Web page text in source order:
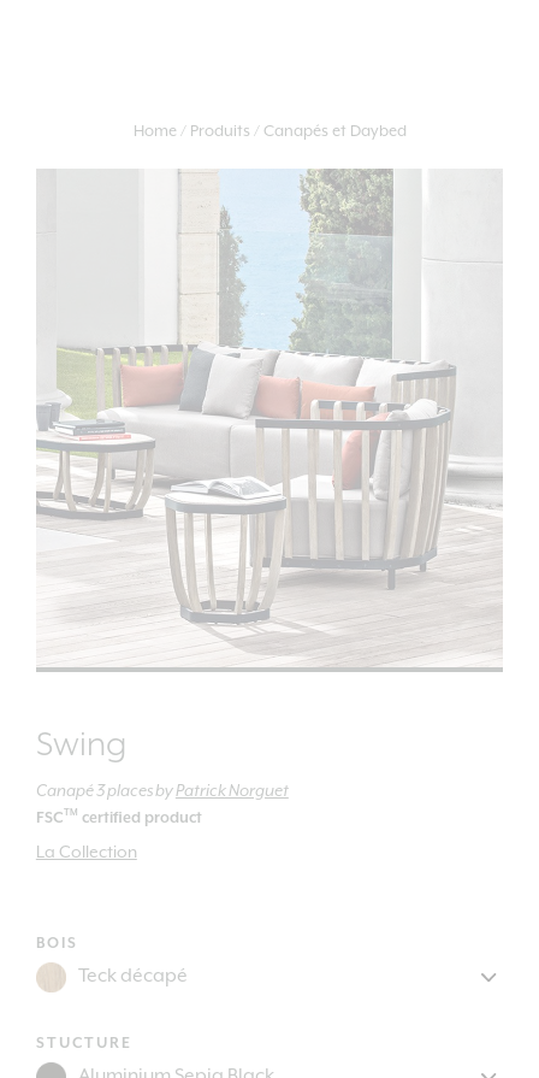
Home Produits Canapés et Daybed
Swing
Canapé 3 placesbyPatrick Norguet
FSC TM certified product
La Collection
BOIS
STUCTURE